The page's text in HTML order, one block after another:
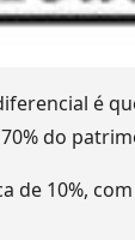
é
do
de 10%,